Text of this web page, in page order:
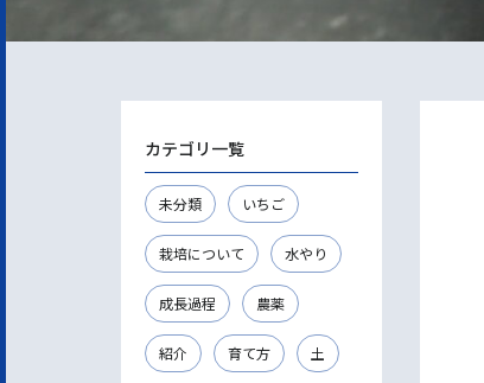
カテゴリ一覧
未分類 いちご
栽培について 水やり
成長過程 農薬
紹介 育て方 土